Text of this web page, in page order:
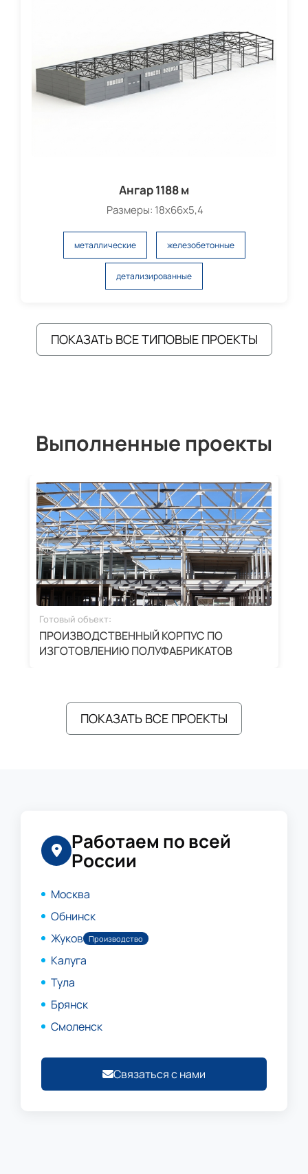
Ангар 1188 м
Размеры: 18х66х5,4
металлические железобетонные
детализированные
ПОКАЗАТЬ ВСЕ ТИПОВЫЕ ПРОЕКТЫ
Выполненные проекты
Готовый объект:
ПРОИЗВОДСТВЕННЫЙ КОРПУС ПО
ИЗГОТОВЛЕНИЮ ПОЛУФАБРИКАТОВ
ПОКАЗАТЬ ВСЕ ПРОЕКТЫ
Работаем по всей
России
Москва
Обнинск
Жуков Производство
Калуга
Тула
Брянск
Смоленск
Связаться с нами